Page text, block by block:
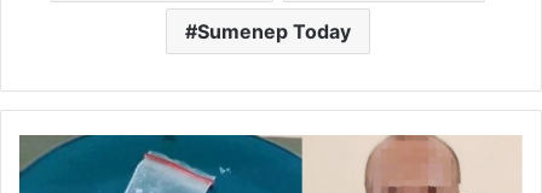
Sumenep Today